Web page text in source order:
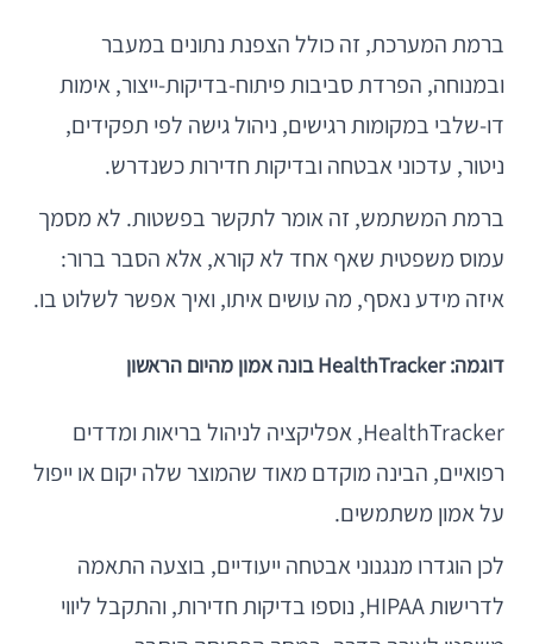
ברמת המערכת, זה כולל הצפנת נתונים במעבר
ובמנוחה, הפרדת סביבות פיתוח-בדיקות-ייצור, אימות
דו-שלבי במקומות רגישים, ניהול גישה לפי תפקידים,
ניטור, עדכוני אבטחה ובדיקות חדירות כשנדרש.
ברמת המשתמש, זה אומר לתקשר בפשטות. לא מסמך
עמוס משפטית שאף אחד לא קורא, אלא הסבר ברור:
איזה מידע נאסף, מה עושים איתו, ואיך אפשר לשלוט בו.
דוגמה: HealthTracker בונה אמון מהיום הראשון
HealthTracker, אפליקציה לניהול בריאות ומדדים
רפואיים, הבינה מוקדם מאוד שהמוצר שלה יקום או ייפול
על אמון משתמשים.
לכן הוגדרו מנגנוני אבטחה ייעודיים, בוצעה התאמה
לדרישות HIPAA, נוספו בדיקות חדירות, והתקבל ליווי